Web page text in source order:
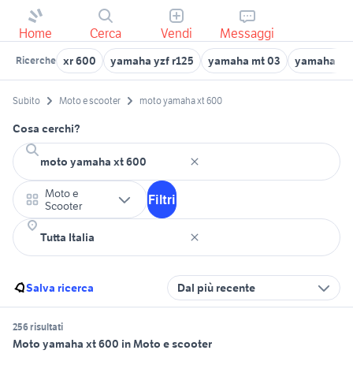
Home Cerca Vendi Messaggi
Ricerche xr 600 yamaha yzf r125 yamaha mt 03 yamaha x-
Subito Moto e scooter moto yamaha xt 600
Cosa cerchi?
Moto e
Scooter
Filtri
Salva ricerca Dal più recente
256 risultati
Moto yamaha xt 600 in Moto e scooter